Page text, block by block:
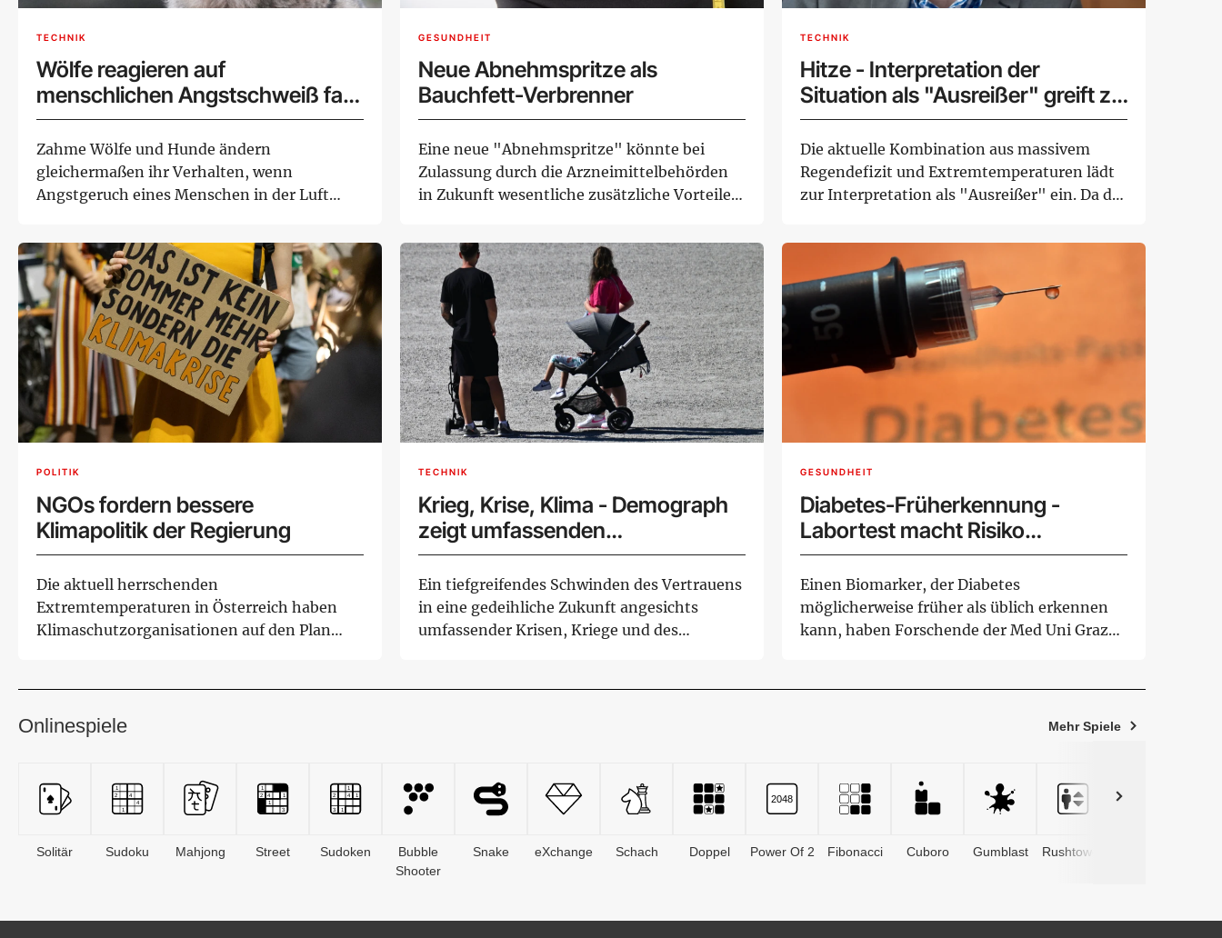
TECHNIK
Wölfe reagieren auf
menschlichen Angstschweiß fast
wie Hunde
Zahme Wölfe und Hunde ändern
gleichermaßen ihr Verhalten, wenn
Angstgeruch eines Menschen in der Luft
GESUNDHEIT
Neue Abnehmspritze als
Bauchfett-Verbrenner
Eine neue "Abnehmspritze" könnte bei
Zulassung durch die Arzneimittelbehörden
in Zukunft wesentliche zusätzliche Vorteile
TECHNIK
Hitze - Interpretation der
Situation als "Ausreißer" greift zu
kurz
Die aktuelle Kombination aus massivem
Regendefizit und Extremtemperaturen lädt
zur Interpretation als "Ausreißer" ein. Da die
POLITIK
NGOs fordern bessere
Klimapolitik der Regierung
Die aktuell herrschenden
Extremtemperaturen in Österreich haben
Klimaschutzorganisationen auf den Plan
TECHNIK
Krieg, Krise, Klima - Demograph
zeigt umfassenden
Geburtenrückgang
Ein tiefgreifendes Schwinden des Vertrauens
in eine gedeihliche Zukunft angesichts
umfassender Krisen, Kriege und des
GESUNDHEIT
Diabetes-Früherkennung -
Labortest macht Risiko
einschätzbar
Einen Biomarker, der Diabetes
möglicherweise früher als üblich erkennen
kann, haben Forschende der Med Uni Graz
Onlinespiele Mehr Spiele
Solitär Sudoku Mahjong Street Sudoken
Bubble
Shooter
Snake eXchange Schach Doppel Power Of 2 Fibonacci Cuboro Gumblast Rushtower